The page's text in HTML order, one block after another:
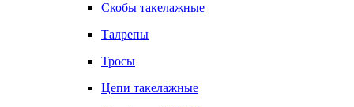
Скобы такелажные
Талрепы
Тросы
Цепи такелажные